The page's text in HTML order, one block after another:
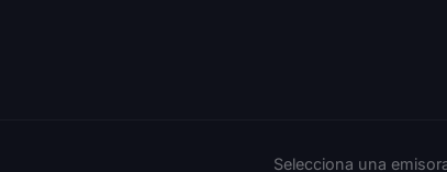
Selecciona una